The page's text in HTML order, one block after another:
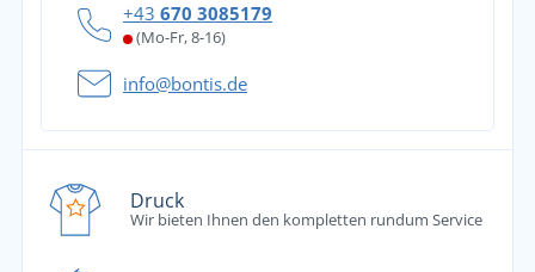
+43 670 3085179
(Mo-Fr, 8-16)
info@bontis.de
Druck
Wir bieten Ihnen den kompletten rundum Service